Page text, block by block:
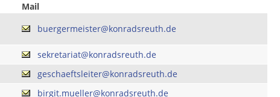
Mail
buergermeister@konradsreuth.de
sekretariat@konradsreuth.de
geschaeftsleiter@konradsreuth.de
birgit.mueller@konradsreuth.de